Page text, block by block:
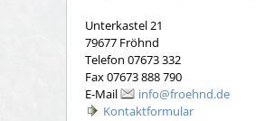
Unterkastel 21
79677 Fröhnd
Telefon 07673 332
Fax 07673 888 790
E-Mail
info@froehnd.de
Kontaktformular